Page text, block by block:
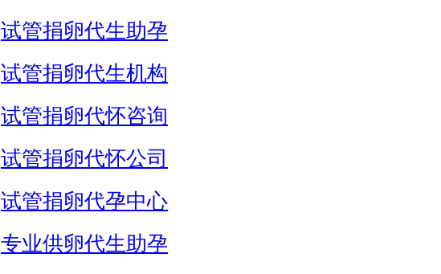
试管捐卵代生助孕
试管捐卵代生机构
试管捐卵代怀咨询
试管捐卵代怀公司
试管捐卵代孕中心
专业供卵代生助孕